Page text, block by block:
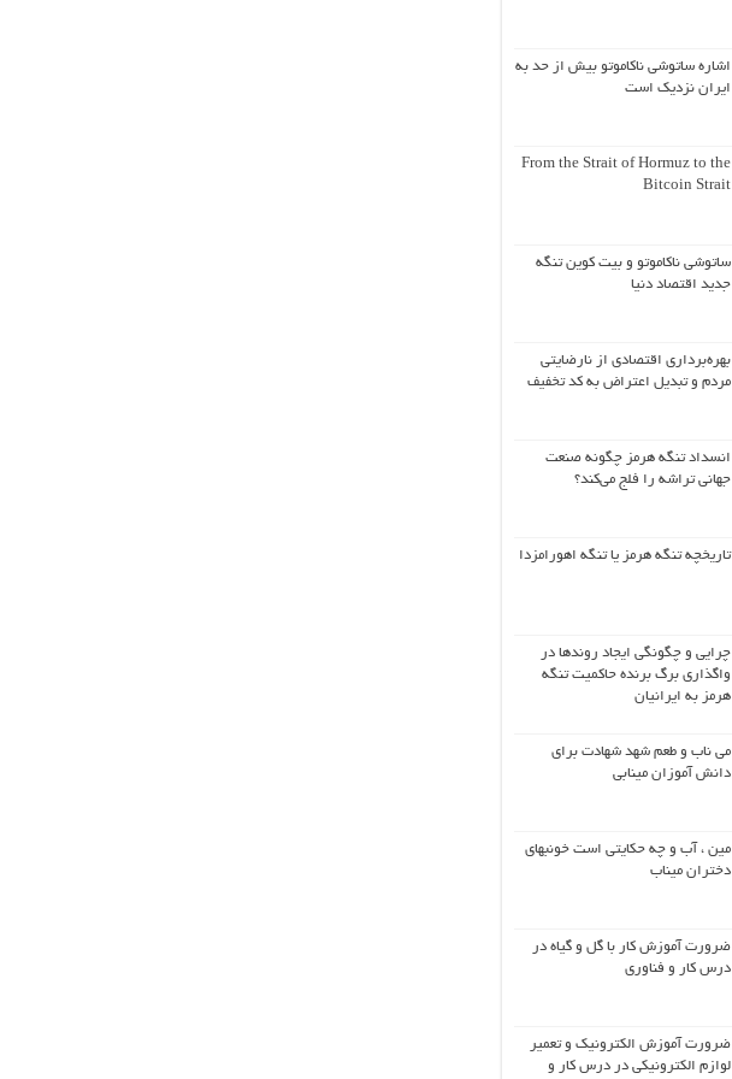
اشاره ساتوشی ناکاموتو بیش از حد به
ایران نزدیک است
From the Strait of Hormuz to the
Bitcoin Strait
ساتوشی ناکاموتو و بیت کوین تنگه
جدید اقتصاد دنیا
بهره‌برداری اقتصادی از نارضایتی
مردم و تبدیل اعتراض به کد تخفیف
انسداد تنگه هرمز چگونه صنعت
جهانی تراشه را فلج می‌کند؟
تاریخچه تنگه هرمز یا تنگه اهورامزدا
چرایی و چگونگی ایجاد روندها در
واگذاری برگ برنده حاکمیت تنگه
هرمز به ایرانیان
می ناب و طعم شهد شهادت برای
دانش آموزان مینابی
مین ، آب و چه حکایتی است خونبهای
دختران میناب
ضرورت آموزش کار با گل و گیاه در
درس کار و فناوری
ضرورت آموزش الکترونیک و تعمیر
لوازم الکترونیکی در درس کار و